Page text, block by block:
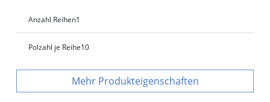
Anzahl Reihen1
Polzahl je Reihe10
Produkteigenschaften